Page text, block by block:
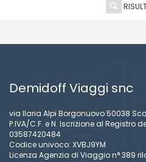
Demidoff Viaggi snc
via Ilaria Alpi Borgonuovo 50038
P.IVA/C.F. e N. Iscrizione al Registro
03587420484
Codice univoco: XVBJ9YM
Licenza Agenzia di Viaggio n° 389